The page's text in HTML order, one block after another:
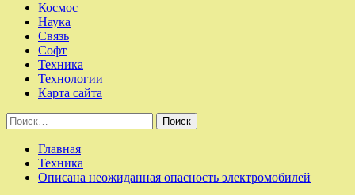
Космос
Наука
Связь
Софт
Техника
Технологии
Карта сайта
Найти:
Главная
Техника
Описана неожиданная опасность электромобилей